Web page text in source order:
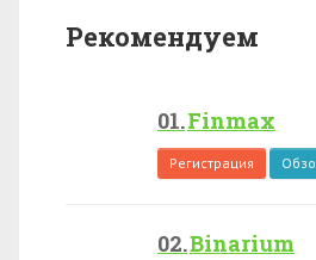
Рекомендуем
Finmax
Регистрация
Binarium